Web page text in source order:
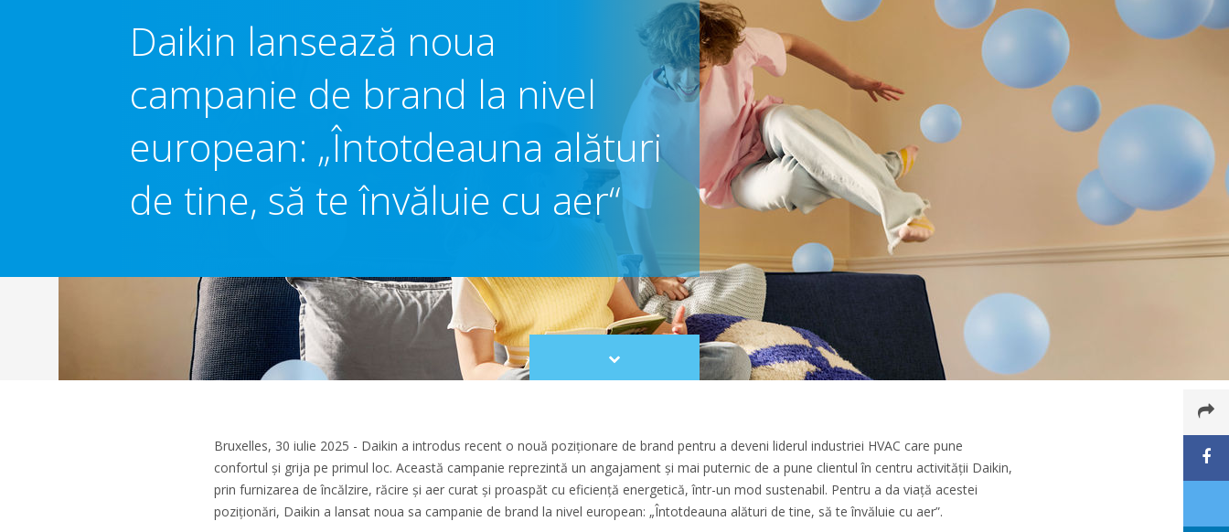
Daikin lansează noua
campanie de brand la nivel
european: „Întotdeauna alături
de tine, să te învăluie cu aer“
Scroll
to
Bruxelles, 30 iulie 2025 - Daikin a introdus recent o nouă poziționare de brand pentru a deveni liderul industriei HVAC care pune
confortul și grija pe primul loc. Această campanie reprezintă un angajament și mai puternic de a pune clientul în centru activității Daikin,
prin furnizarea de încălzire, răcire și aer curat și proaspăt cu eficiență energetică, într-un mod sustenabil. Pentru a da viață acestei
poziționări, Daikin a lansat noua sa campanie de brand la nivel european: „Întotdeauna alături de tine, să te învăluie cu aer”.